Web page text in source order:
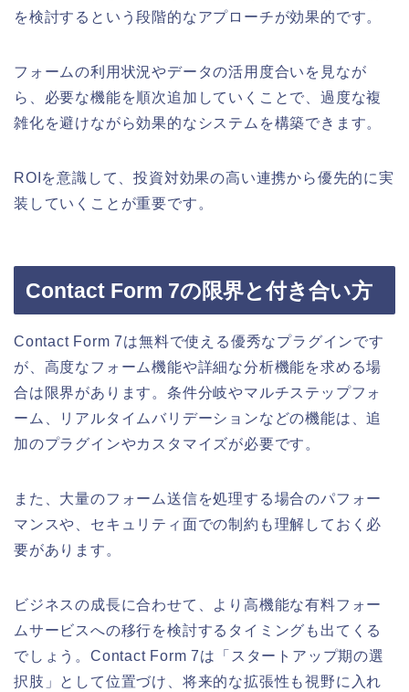
を検討するという段階的なアプローチが効果的です。
フォームの利用状況やデータの活用度合いを見なが
ら、必要な機能を順次追加していくことで、過度な複
雑化を避けながら効果的なシステムを構築できます。
ROIを意識して、投資対効果の高い連携から優先的に実
装していくことが重要です。
Contact Form 7の限界と付き合い方
Contact Form 7は無料で使える優秀なプラグインです
が、高度なフォーム機能や詳細な分析機能を求める場
合は限界があります。条件分岐やマルチステップフォ
ーム、リアルタイムバリデーションなどの機能は、追
加のプラグインやカスタマイズが必要です。
また、大量のフォーム送信を処理する場合のパフォー
マンスや、セキュリティ面での制約も理解しておく必
要があります。
ビジネスの成長に合わせて、より高機能な有料フォー
ムサービスへの移行を検討するタイミングも出てくる
でしょう。Contact Form 7は「スタートアップ期の選
択肢」として位置づけ、将来的な拡張性も視野に入れ